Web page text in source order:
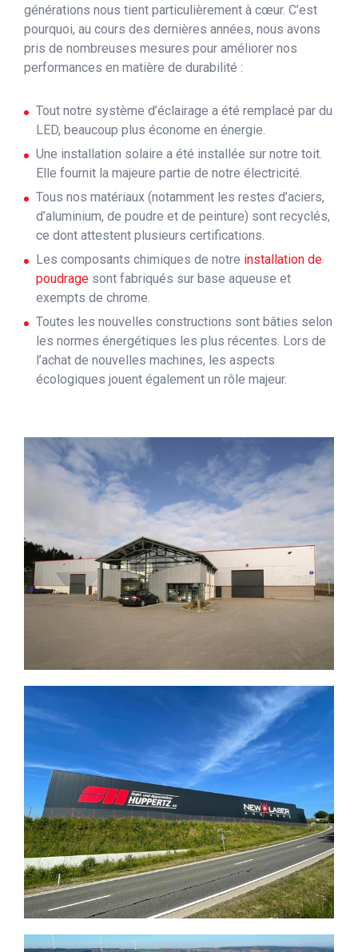
générations nous tient particulièrement à cœur. C’est
pourquoi, au cours des dernières années, nous avons
pris de nombreuses mesures pour améliorer nos
performances en matière de durabilité :
Tout notre système d’éclairage a été remplacé par du
LED, beaucoup plus économe en énergie.
Une installation solaire a été installée sur notre toit.
Elle fournit la majeure partie de notre électricité.
Tous nos matériaux (notamment les restes d’aciers,
d’aluminium, de poudre et de peinture) sont recyclés,
ce dont attestent plusieurs certifications.
Les composants chimiques de notre installation de
poudrage sont fabriqués sur base aqueuse et
exempts de chrome.
Toutes les nouvelles constructions sont bâties selon
les normes énergétiques les plus récentes. Lors de
l’achat de nouvelles machines, les aspects
écologiques jouent également un rôle majeur.